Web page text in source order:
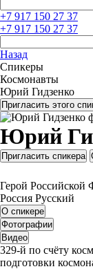
+7 917 150 27 37
+7 917 150 27 37
Назад
Спикеры
Космонавты
Юрий Гидзенко
Пригласить этого
Юрий
Пригласить спикера
Герой Российской
Россия Русский
О спикере
Фотографии
Видео
329-й по счёту
подготовки